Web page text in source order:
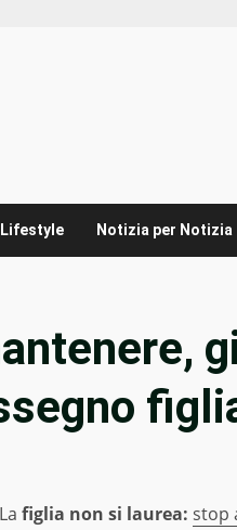
Lifestyle Notizia per Notizia
figlia non si laurea: stop